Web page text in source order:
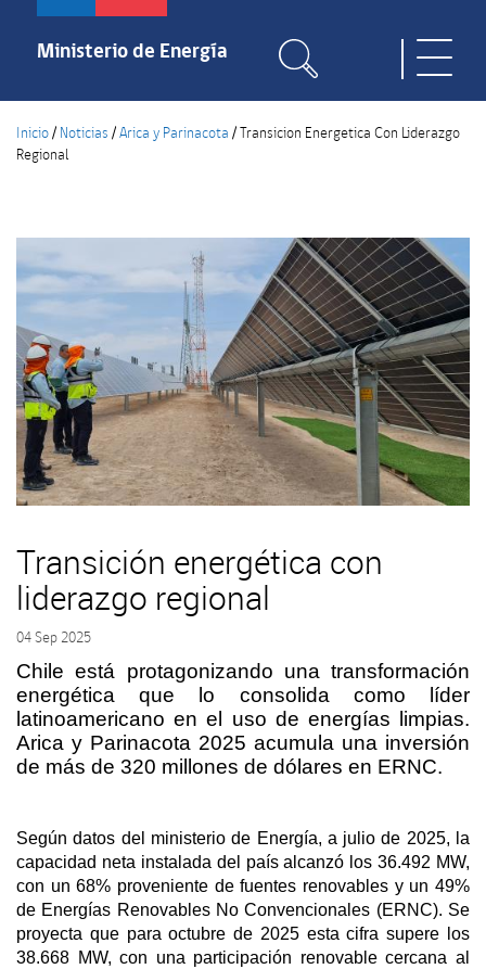
Pasar
contenido
Ministerio de Energía
Inicio/ Noticias /Arica y Parinacota /Transicion Energetica Con Liderazgo
Regional
Transición energética con
liderazgo regional
04 Sep 2025
Chile está protagonizando una transformación
energética que lo consolida como líder
latinoamericano en el uso de energías limpias.
Arica y Parinacota 2025 acumula una inversión
de más de 320 millones de dólares en ERNC.
Según datos del ministerio de Energía, a julio de 2025, la
capacidad neta instalada del país alcanzó los 36.492 MW,
con un 68% proveniente de fuentes renovables y un 49%
de Energías Renovables No Convencionales (ERNC). Se
proyecta que para octubre de 2025 esta cifra supere los
38.668 MW, con una participación renovable cercana al